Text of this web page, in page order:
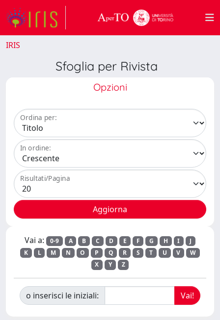
IRIS
Sfoglia per Rivista
Opzioni
Ordina per:
In ordine:
Risultati/Pagina
Vai a: 0-9 A B C D E F G H I
J
K
L M N O P Q R S T U V
W
X
Y Z
o inserisci le iniziali: